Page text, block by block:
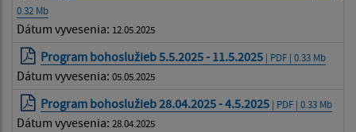
0.32 Mb
Dátum vyvesenia: 12.05.2025
Program bohoslužieb 5.5.2025 - 11.5.2025 | PDF | 0.33 Mb
Dátum vyvesenia: 05.05.2025
Program bohoslužieb 28.04.2025 - 4.5.2025 | PDF | 0.33 Mb
Dátum vyvesenia: 28.04.2025